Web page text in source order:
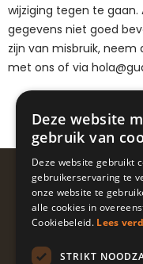
wijziging tegen te
gegevens niet goed
zijn van misbruik,
met ons of via
Volg ons
Deze website
gebruik van
Deze website gebruikt
gebruikerservaring te
onze website te
alle cookies in
Cookiebeleid. Lees
STRIKT